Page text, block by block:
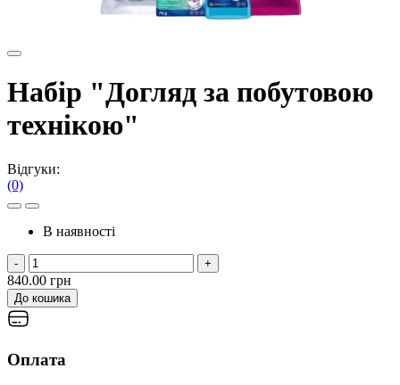
Набір "Догляд за побутовою
технікою"
Відгуки:
(0)
В наявності
- +
840.00 грн
До кошика
Оплата